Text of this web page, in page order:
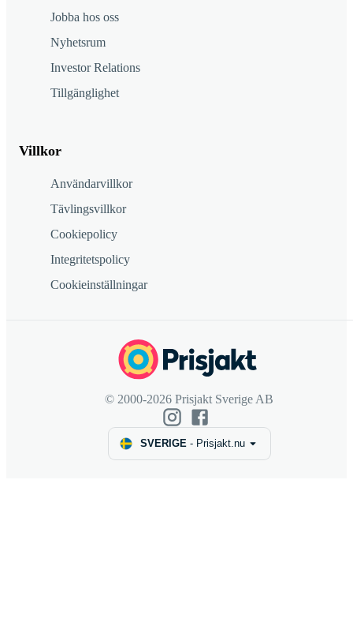
Jobba hos oss
Nyhetsrum
Investor Relations
Tillgänglighet
Villkor
Användarvillkor
Tävlingsvillkor
Cookiepolicy
Integritetspolicy
Cookieinställningar
© 2000-2026 Prisjakt Sverige AB
SVERIGE- Prisjakt.nu